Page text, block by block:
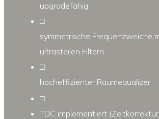
upgradefähig
□
symmetrische Frequenzweiche
ultrasteilen Filtern
□
hocheffizienter Raumequalizer
□
TDC implementiert